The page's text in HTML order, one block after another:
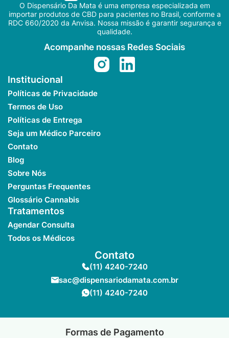
O Dispensário Da Mata é uma empresa especializada em
importar produtos de CBD para pacientes no Brasil, conforme a
RDC 660/2020 da Anvisa. Nossa missão é garantir segurança e
qualidade.
Acompanhe nossas Redes Sociais
Institucional
Políticas de Privacidade
Termos de Uso
Políticas de Entrega
Seja um Médico Parceiro
Contato
Blog
Sobre Nós
Perguntas Frequentes
Glossário Cannabis
Tratamentos
Agendar Consulta
Todos os Médicos
Contato
(11) 4240-7240
sac@dispensariodamata.com.br
(11) 4240-7240
Formas de Pagamento